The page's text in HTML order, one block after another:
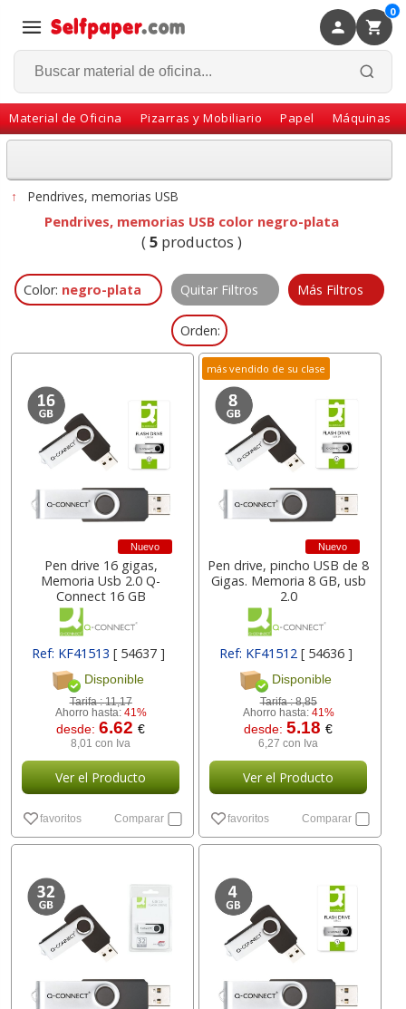
0
Material de Oficina Pizarras y Mobiliario Papel Máquinas
Volver
↑ Pendrives, memorias USB
Pendrives, memorias USB color negro-plata
(5productos )
Color: negro-plata Quitar Filtros Más Filtros
Orden:
Nuevo
Pen drive 16 gigas,
Memoria Usb 2.0 Q-
Connect 16 GB
Ref: KF41513 [ 54637 ]
Disponible
Tarifa :11,17
Ahorro hasta: 41%
desde:6.62€
8,01 con Iva
Ver el Producto
favoritos Comparar
más vendido de su clase
Nuevo
Pen drive, pincho USB de 8
Gigas. Memoria 8 GB, usb
2.0
Ref: KF41512 [ 54636 ]
Disponible
Tarifa :8,85
Ahorro hasta: 41%
desde:5.18€
6,27 con Iva
Ver el Producto
favoritos Comparar